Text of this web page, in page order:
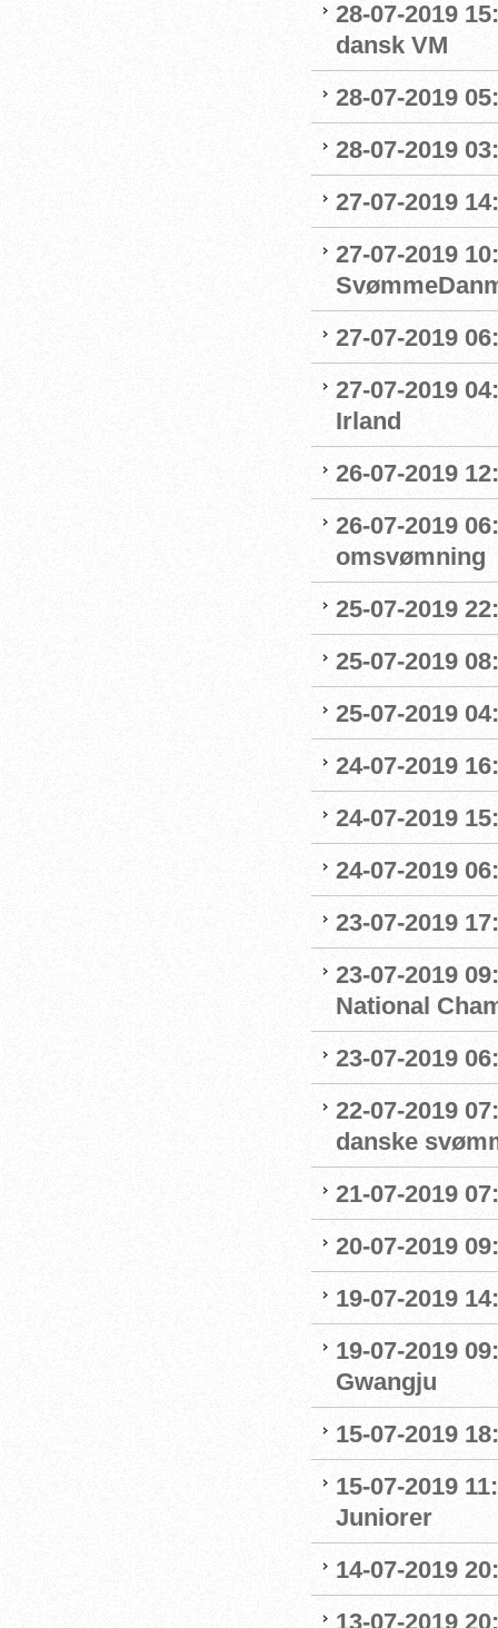
28-07-2019
dansk VM
28-07-2019
28-07-2019
27-07-2019
27-07-2019
27-07-2019
27-07-2019
Irland
26-07-2019
26-07-2019
omsvømning
25-07-2019
25-07-2019
25-07-2019
24-07-2019
24-07-2019
24-07-2019
23-07-2019
23-07-2019
National
23-07-2019
22-07-2019
danske
21-07-2019
20-07-2019
19-07-2019
19-07-2019
Gwangju
15-07-2019
15-07-2019
Juniorer
14-07-2019
13-07-2019